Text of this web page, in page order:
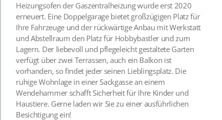
Heizungsofen der Gaszentralheizung wurde erst 2020
erneuert. Eine Doppelgarage bietet großzügigen Platz für
Ihre Fahrzeuge und der rückwärtige Anbau mit Werkstatt
und Abstellraum den Platz für Hobbybastler und zum
Lagern. Der liebevoll und pflegeleicht gestaltete Garten
verfügt über zwei Terrassen, auch ein Balkon ist
vorhanden, so findet jeder seinen Lieblingsplatz. Die
ruhige Wohnlage in einer Sackgasse an einem
Wendehammer schafft Sicherheit für Ihre Kinder und
Haustiere. Gerne laden wir Sie zu einer ausführlichen
Besichtigung ein!